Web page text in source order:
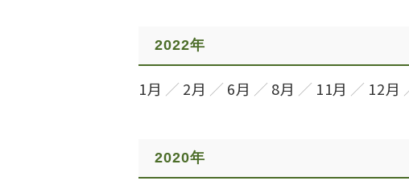
2022年
1月 2月 6月 8月 11月 12月
2020年